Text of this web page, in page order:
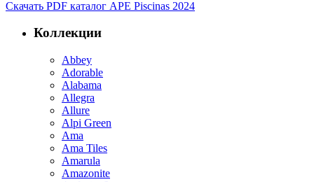
Скачать PDF каталог APE Piscinas 2024
Коллекции
Abbey
Adorable
Alabama
Allegra
Allure
Alpi Green
Ama
Ama Tiles
Amarula
Amazonite